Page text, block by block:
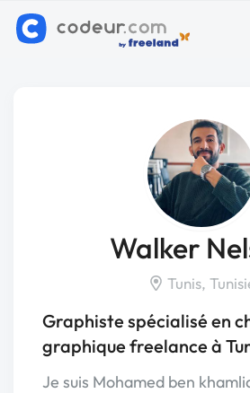
Walker
Tunis,
Graphiste spécialisé en
graphique freelance à
Je suis Mohamed ben